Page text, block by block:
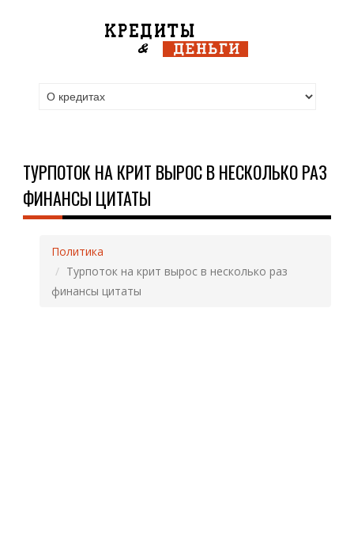
ТУРПОТОК НА КРИТ ВЫРОС В НЕСКОЛЬКО РАЗ
ФИНАНСЫ ЦИТАТЫ
Политика
Турпоток на крит вырос в несколько раз
финансы цитаты